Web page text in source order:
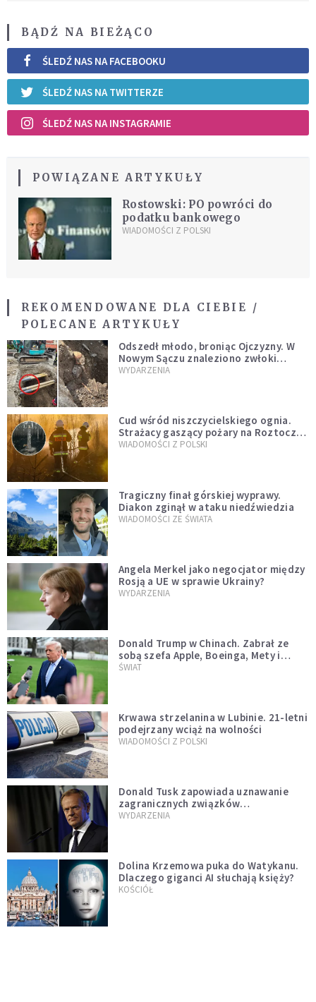
BĄDŹ NA BIEŻĄCO
ŚLEDŹ NAS NA FACEBOOKU
ŚLEDŹ NAS NA TWITTERZE
ŚLEDŹ NAS NA INSTAGRAMIE
POWIĄZANE ARTYKUŁY
Rostowski: PO powróci do
podatku bankowego
WIADOMOŚCI Z POLSKI
REKOMENDOWANE DLA CIEBIE /
POLECANE ARTYKUŁY
Odszedł młodo, broniąc Ojczyzny. W
Nowym Sączu znaleziono zwłoki
mężczyzny z czasów potopu
WYDARZENIA
Cud wśród niszczycielskiego ognia.
Strażacy gaszący pożary na Roztoczu
opublikowali niezwykłe zdjęcie
WIADOMOŚCI Z POLSKI
Tragiczny finał górskiej wyprawy.
Diakon zginął w ataku niedźwiedzia
WIADOMOŚCI ZE ŚWIATA
Angela Merkel jako negocjator między
Rosją a UE w sprawie Ukrainy?
WYDARZENIA
Donald Trump w Chinach. Zabrał ze
sobą szefa Apple, Boeinga, Mety i
Muska
ŚWIAT
Krwawa strzelanina w Lubinie. 21-letni
podejrzany wciąż na wolności
WIADOMOŚCI Z POLSKI
Donald Tusk zapowiada uznawanie
zagranicznych związków
jednopłciowych. "Państwo oblało ten
WYDARZENIA
Dolina Krzemowa puka do Watykanu.
Dlaczego giganci AI słuchają księży?
KOŚCIÓŁ